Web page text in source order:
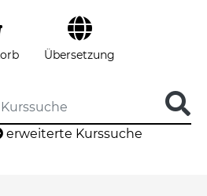
Übersetzung
erweiterte Kurssuche